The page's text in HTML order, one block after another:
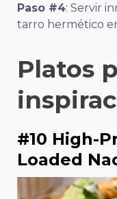
Paso #4: Servir
tarro hermético
Platos
#10 High-
Loaded